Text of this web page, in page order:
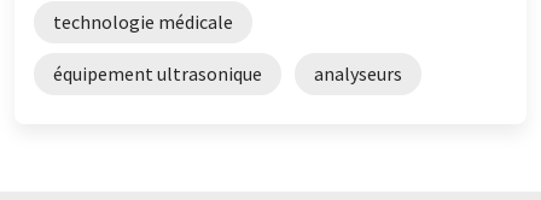
technologie médicale
équipement ultrasonique analyseurs